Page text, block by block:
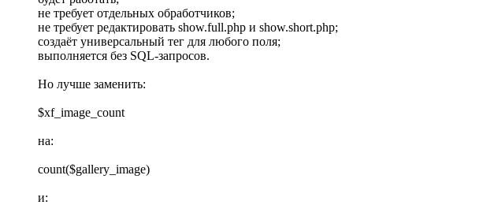
не требует отдельных обработчиков;
не требует редактировать show.full.php и show.short.php;
создаёт универсальный тег для любого поля;
выполняется без SQL-запросов.
Но лучше заменить:
$xf_image_count
на:
count($gallery_image)
и: